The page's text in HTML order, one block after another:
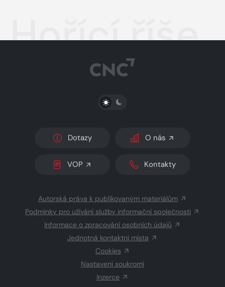
Hořící říše
PŘEPNOUT SVĚTLÝ/TMAVÝ REŽIM
Dotazy O nás
VOP Kontakty
Autorská práva k publikovaným materiálům
Podmínky pro užívání služby informační společnosti
Informace o zpracování osobních údajů
Jednotná kontaktní místa
Cookies
Nastavení soukromí
Inzerce